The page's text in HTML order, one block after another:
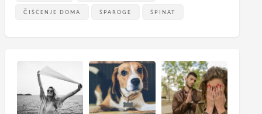
ČIŠĆENJE DOMA ŠPAROGE ŠPINAT